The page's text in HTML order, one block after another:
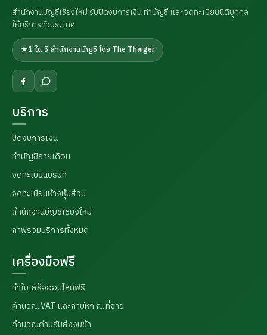
สำนักงานบัญชีเชียงใหม่ รับปิดงบการเงิน ทำบัญชี และจดทะเบียนนิติบุคคล
ให้บริการทั่วประเทศ
★1 ใน 5 สำนักงานบัญชี โดย The Thaiger
บริการ
ปิดงบการเงิน
ทำบัญชีรายเดือน
จดทะเบียนบริษัท
จดทะเบียนห้างหุ้นส่วน
สำนักงานบัญชีเชียงใหม่
ภาพรวมบริการทั้งหมด
เครื่องมือฟรี
ทำใบเสร็จออนไลน์ฟรี
คำนวณ VAT และภาษีหัก ณ ที่จ่าย
คำนวณค่าปรับส่งงบช้า